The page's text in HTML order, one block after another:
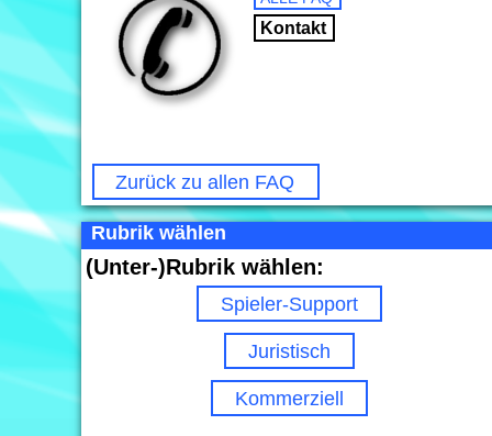
Kontakt
Zurück zu allen FAQ
Rubrik wählen
(Unter-)Rubrik wählen:
Spieler-Support
Juristisch
Kommerziell